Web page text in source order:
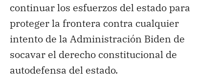
continuar los esfuerzos del estado para
proteger la frontera contra cualquier
intento de la Administración Biden de
socavar el derecho constitucional de
autodefensa del estado.